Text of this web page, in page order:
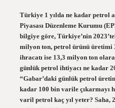
Türkiye 1 yılda ne kadar petrol
Piyasası Düzenleme Kurumu
bilgiye göre, Türkiye’nin
milyon ton, petrol ürünü üretimi
ihracatı ise 13,3 milyon ton
günlük petrol ihtiyacı ne kadar
“Gabar’daki günlük petrol
kadar 100 bin varile çıkarmayı
varil petrol kaç yıl yeter? Saha,